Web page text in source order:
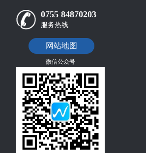
0755 84870203
服务热线
网站地图
微信公众号